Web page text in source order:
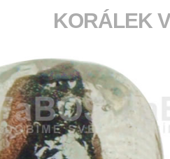
KORÁLEK